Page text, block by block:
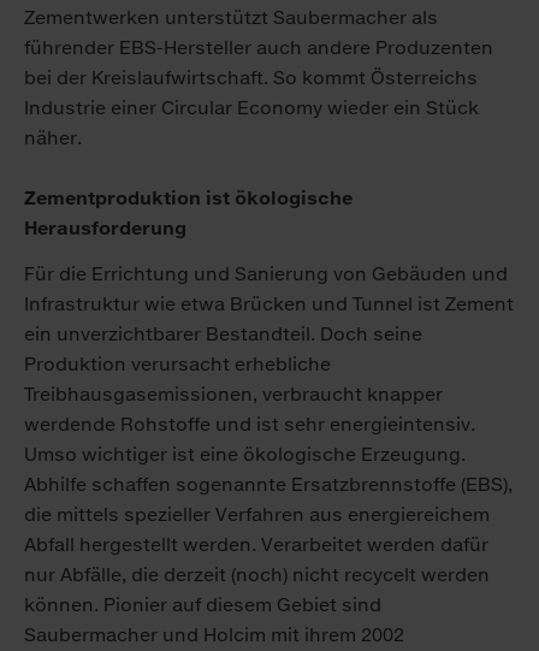
Zementwerken unterstützt Saubermacher als
führender EBS-Hersteller auch andere Produzenten
bei der Kreislaufwirtschaft. So kommt Österreichs
Industrie einer Circular Economy wieder ein Stück
näher.
Zementproduktion ist ökologische
Herausforderung
Für die Errichtung und Sanierung von Gebäuden und
Infrastruktur wie etwa Brücken und Tunnel ist Zement
ein unverzichtbarer Bestandteil. Doch seine
Produktion verursacht erhebliche
Treibhausgasemissionen, verbraucht knapper
werdende Rohstoffe und ist sehr energieintensiv.
Umso wichtiger ist eine ökologische Erzeugung.
Abhilfe schaffen sogenannte Ersatzbrennstoffe (EBS),
die mittels spezieller Verfahren aus energiereichem
Abfall hergestellt werden. Verarbeitet werden dafür
nur Abfälle, die derzeit (noch) nicht recycelt werden
können. Pionier auf diesem Gebiet sind
Saubermacher und Holcim mit ihrem 2002